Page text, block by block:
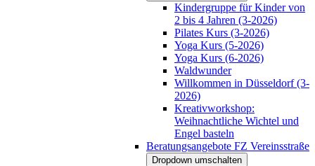
Kindergruppe für Kinder von
2 bis 4 Jahren (3-2026)
Pilates Kurs (3-2026)
Yoga Kurs (5-2026)
Yoga Kurs (6-2026)
Waldwunder
Willkommen in Düsseldorf (3-
2026)
Kreativworkshop:
Weihnachtliche Wichtel und
Engel basteln
Beratungsangebote FZ Vereinsstraße
Dropdown umschalten